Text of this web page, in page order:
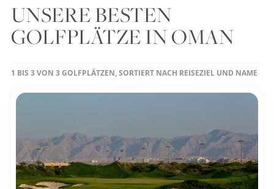
UNSERE BESTEN
GOLFPLÄTZE IN OMAN
1 BIS 3 VON 3 GOLFPLÄTZEN, SORTIERT NACH REISEZIEL UND NAME